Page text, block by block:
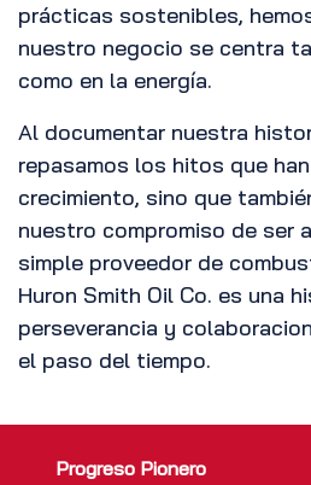
prácticas sostenibles,
nuestro negocio se centra
como en la energía.
Al documentar nuestra
repasamos los hitos que
crecimiento, sino que
nuestro compromiso de ser
simple proveedor de
Huron Smith Oil Co. es una
perseverancia y
el paso del tiempo.
Progreso Pionero